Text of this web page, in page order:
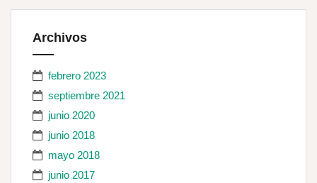
Archivos
febrero 2023
septiembre 2021
junio 2020
junio 2018
mayo 2018
junio 2017